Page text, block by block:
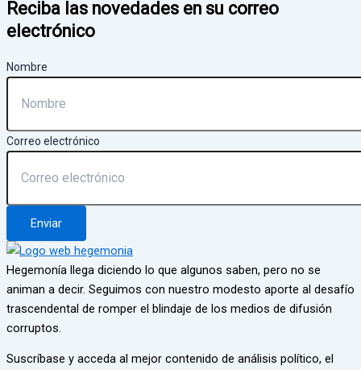
Reciba las novedades en su correo
electrónico
Nombre
Correo electrónico
Enviar
Hegemonía llega diciendo lo que algunos saben, pero no se
animan a decir. Seguimos con nuestro modesto aporte al desafío
trascendental de romper el blindaje de los medios de difusión
corruptos.
Suscríbase y acceda al mejor contenido de análisis político, el